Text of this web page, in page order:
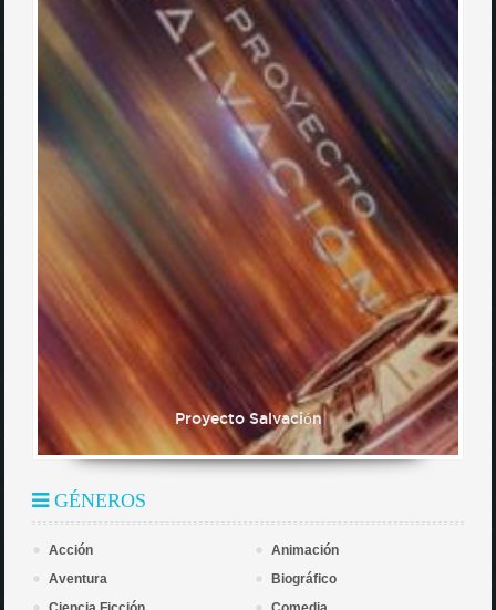
Proyecto Salvación
GÉNEROS
Acción
Animación
Aventura
Biográfico